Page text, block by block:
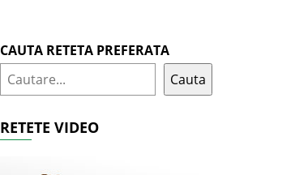
CAUTA RETETA PREFERATA
Cauta
RETETE VIDEO